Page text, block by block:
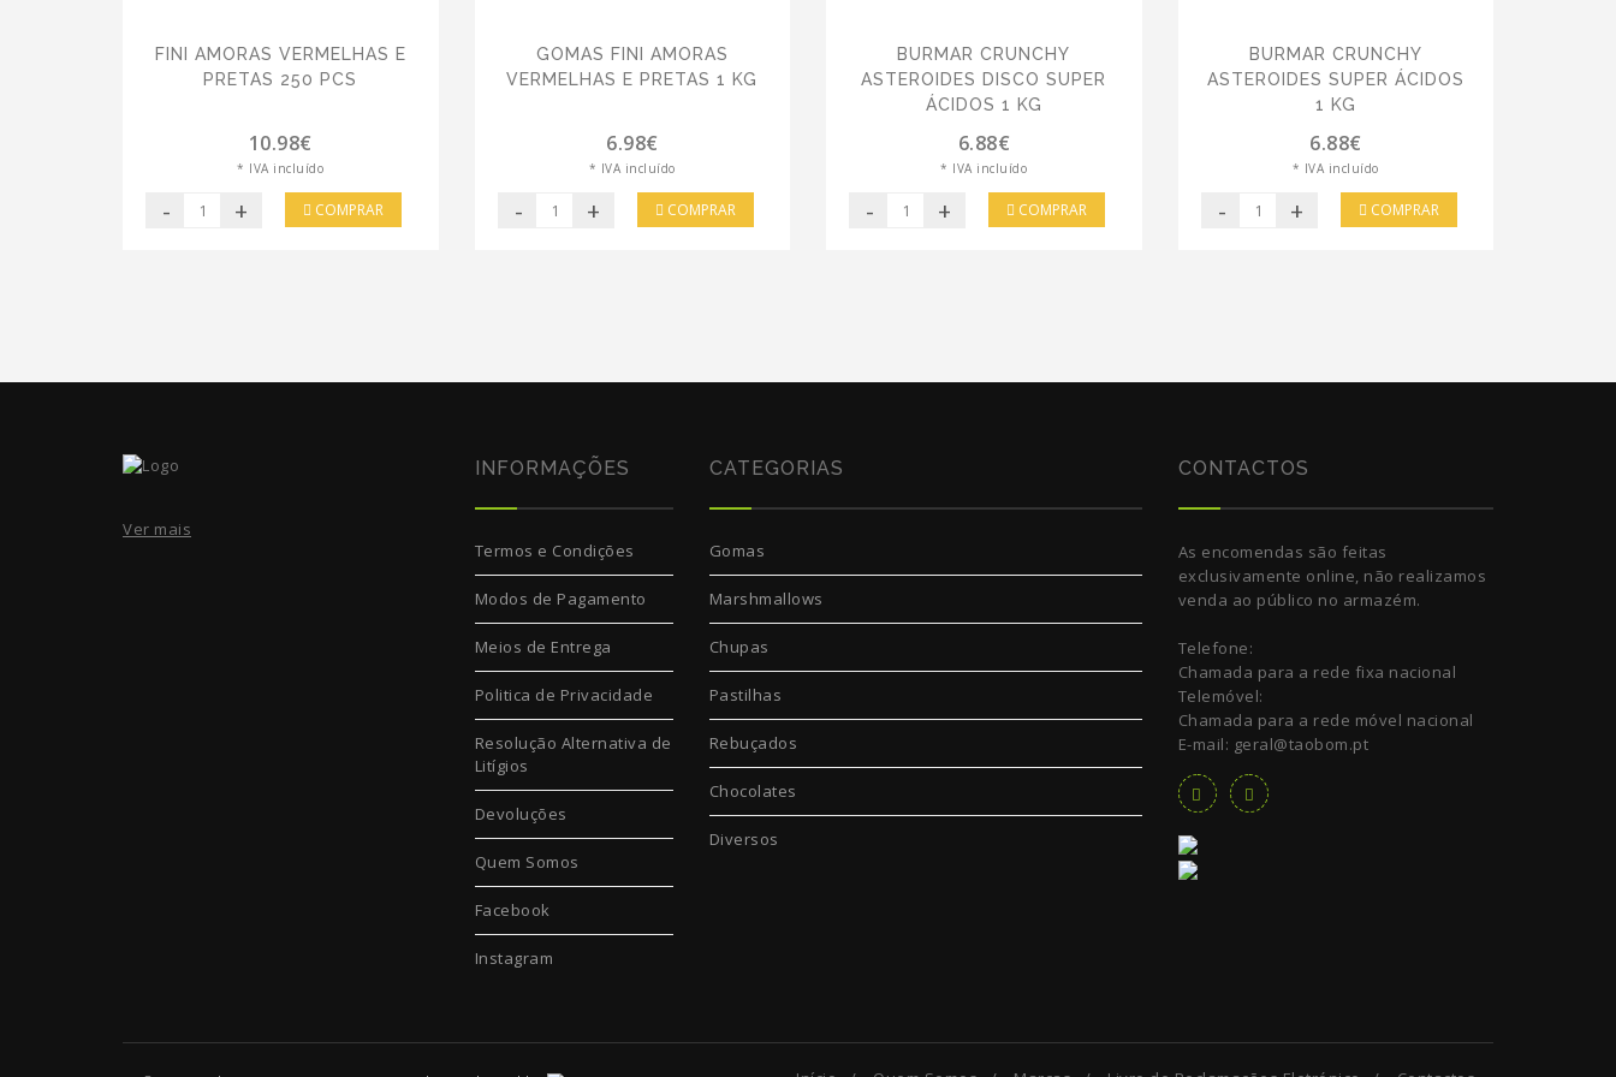
FINI AMORAS VERMELHAS E
PRETAS 250 PCS
10.98€
* IVA incluído
- + COMPRAR
GOMAS FINI AMORAS
VERMELHAS E PRETAS 1 KG
6.98€
* IVA incluído
- + COMPRAR
BURMAR CRUNCHY
ASTEROIDES DISCO SUPER
ÁCIDOS 1 KG
6.88€
* IVA incluído
- + COMPRAR
BURMAR CRUNCHY
ASTEROIDES SUPER ÁCIDOS
1 KG
6.88€
* IVA incluído
- + COMPRAR
Ver mais
INFORMAÇÕES
Termos e Condições
Modos de Pagamento
Meios de Entrega
Politica de Privacidade
Resolução Alternativa de
Litígios
Devoluções
Quem Somos
Facebook
Instagram
CATEGORIAS
Gomas
Marshmallows
Chupas
Pastilhas
Rebuçados
Chocolates
Diversos
CONTACTOS
As encomendas são feitas
exclusivamente online, não realizamos
venda ao público no armazém.
Telefone:
Chamada para a rede fixa nacional
Telemóvel:
Chamada para a rede móvel nacional
E-mail: geral@taobom.pt